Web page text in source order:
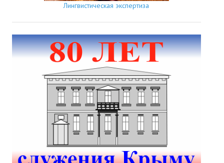
Лингвистическая экспертиза